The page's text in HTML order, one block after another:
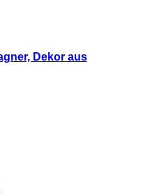
Dekor aus